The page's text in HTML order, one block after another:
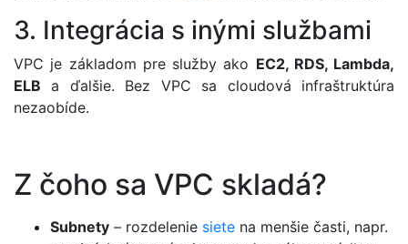
3. Integrácia s inými službami
VPC je základom pre služby ako EC2, RDS, Lambda,
ELB a ďalšie. Bez VPC sa cloudová infraštruktúra
nezaobíde.
Z čoho sa VPC skladá?
Subnety – rozdelenie siete na menšie časti, napr.